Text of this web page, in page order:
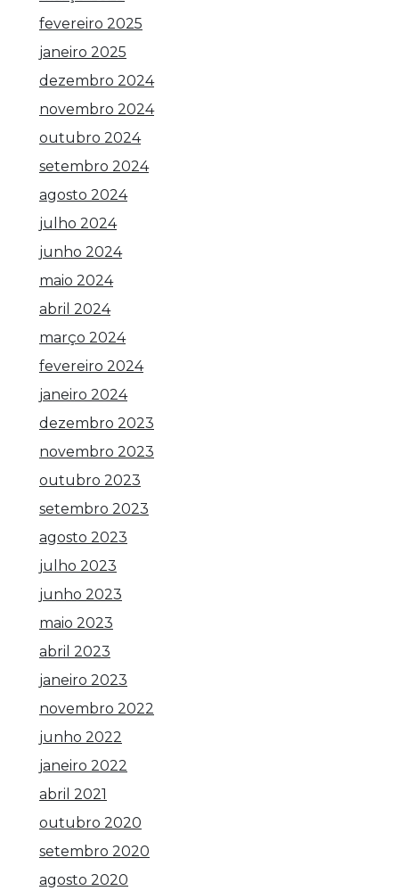
fevereiro 2025
janeiro 2025
dezembro 2024
novembro 2024
outubro 2024
setembro 2024
agosto 2024
julho 2024
junho 2024
maio 2024
abril 2024
março 2024
fevereiro 2024
janeiro 2024
dezembro 2023
novembro 2023
outubro 2023
setembro 2023
agosto 2023
julho 2023
junho 2023
maio 2023
abril 2023
janeiro 2023
novembro 2022
junho 2022
janeiro 2022
abril 2021
outubro 2020
setembro 2020
agosto 2020